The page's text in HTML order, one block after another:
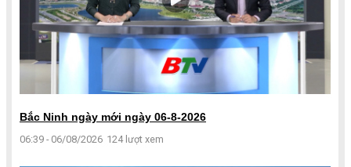
Bắc Ninh ngày mới ngày 06-8-2026
06:39 - 06/08/2026 124 lượt xem